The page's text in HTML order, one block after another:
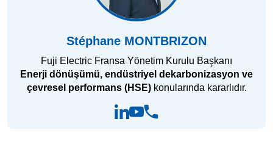
Stéphane MONTBRIZON
Fuji Electric Fransa Yönetim Kurulu Başkanı
Enerji dönüşümü, endüstriyel dekarbonizasyon ve
çevresel performans (HSE)konularında kararlıdır.